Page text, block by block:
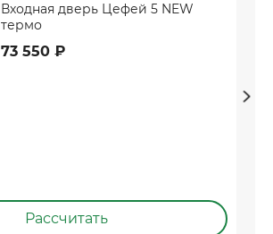
Входная дверь Цефей 5 NEW
термо
73 550 ₽
Рассчитать